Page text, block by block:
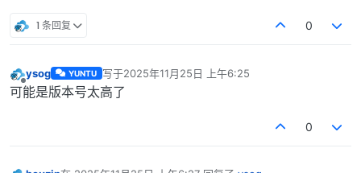
1 条回复 0
离线
ysog YUNTU 写于2025年11月25日 上午6:25
最后由 编辑
可能是版本号太高了
0